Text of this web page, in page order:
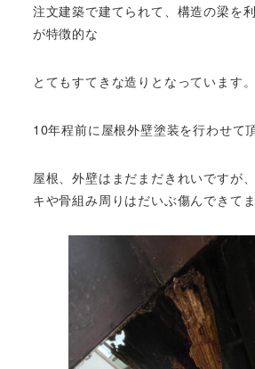
注文建築で建てられて、構造の梁を
が特徴的な
とてもすてきな造りとなっています。
10年程前に屋根外壁塗装を行わせて
屋根、外壁はまだまだきれいですが
キや骨組み周りはだいぶ傷んできてま